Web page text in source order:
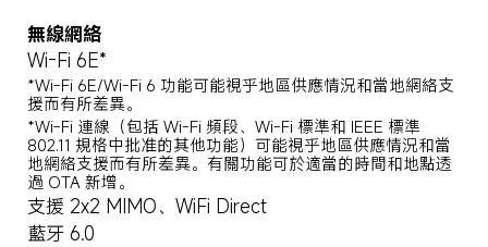
無線網絡
Wi-Fi 6E*
*Wi-Fi 6E/Wi-Fi 6 功能可能視乎地區供應情況和當地網絡支
援而有所差異。
*Wi-Fi 連線（包括 Wi-Fi 頻段、Wi-Fi 標準和 IEEE 標準
802.11 規格中批准的其他功能）可能視乎地區供應情況和當
地網絡支援而有所差異。有關功能可於適當的時間和地點透
過 OTA 新增。
支援 2x2 MIMO、WiFi Direct
藍牙 6.0